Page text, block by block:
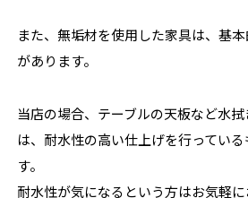
また、無垢材を使用した家具は、基
があります。
当店の場合、テーブルの天板など水
は、耐水性の高い仕上げを行ってい
す。
耐水性が気になるという方はお気軽